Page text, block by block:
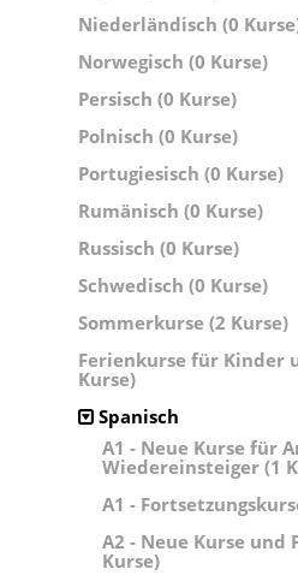
Niederländisch (0
Norwegisch (0 Kurse)
Persisch (0 Kurse)
Polnisch (0 Kurse)
Portugiesisch (0 Kurse)
Rumänisch (0 Kurse)
Russisch (0 Kurse)
Schwedisch (0 Kurse)
Sommerkurse (2 Kurse)
Ferienkurse für Kinder
Kurse)
Spanisch
A1 - Neue Kurse für
Wiedereinsteiger (1
A1 -
A2 - Neue Kurse und
Kurse)